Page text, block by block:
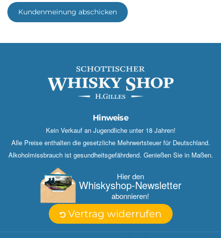
Kundenmeinung abschicken
Hinweise
Kein Verkauf an Jugendliche unter 18 Jahren!
Alle Preise enthalten die gesetzliche Mehrwertsteuer für Deutschland.
Alkoholmissbrauch ist gesundheitsgefährdend. Genießen Sie in Maßen.
Hier den
Whisky­shop-Newsletter
abonnieren!
Vertrag widerrufen